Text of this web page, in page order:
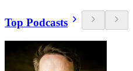
Top Podcasts